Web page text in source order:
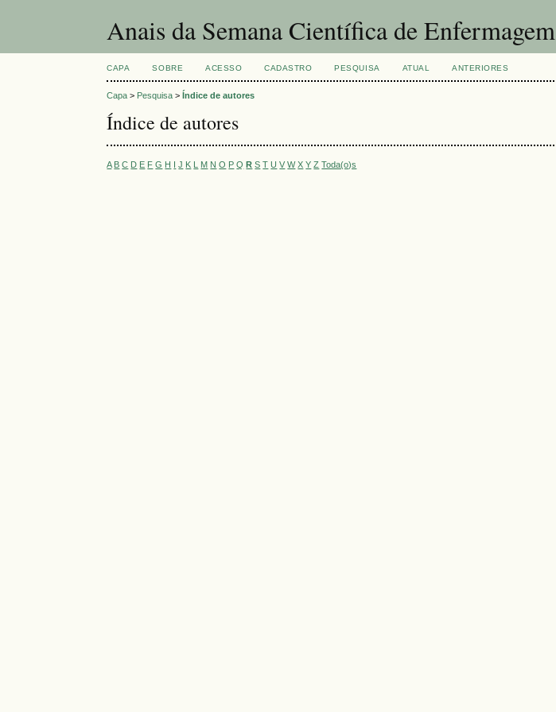
Anais da Semana Científica de Enfermagem
CAPA SOBRE ACESSO CADASTRO PESQUISA ATUAL ANTERIORES
Capa > Pesquisa >Índice de autores
Índice de autores
A B C D E F G H I J K L M N O P Q R S T U V W X Y Z Toda(o)s